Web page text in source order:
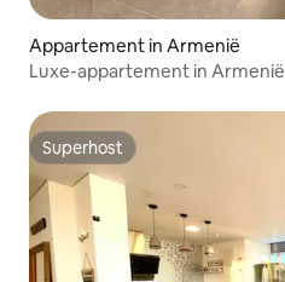
Appartement in Armenië
Luxe-appartement in Armenië
Superhost
Superhost